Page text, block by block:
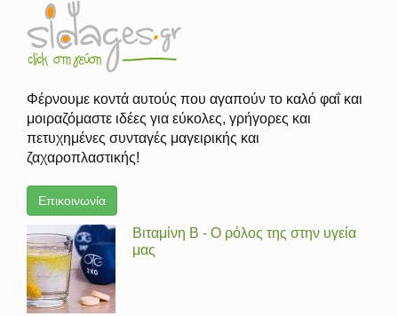
Φέρνουμε κοντά αυτούς που αγαπούν το καλό φαΐ και
μοιραζόμαστε ιδέες για εύκολες, γρήγορες και
πετυχημένες συνταγές μαγειρικής και
ζαχαροπλαστικής!
Επικοινωνία
Βιταμίνη Β - Ο ρόλος της στην υγεία
μας